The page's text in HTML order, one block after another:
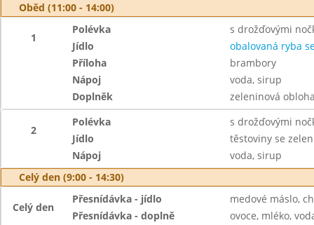
Oběd (11:00 - 14:00)
1
Polévka
s drožďovými
Jídlo
obalovaná ryba
Příloha
brambory
Nápoj
voda, sirup
Doplněk
zeleninová
2
Polévka
s drožďovými
Jídlo
těstoviny se
Nápoj
voda, sirup
Celý den (9:00 - 14:30)
Celý den
Přesnídávka - jídlo
medové máslo,
Přesnídávka - doplně
ovoce, mléko,